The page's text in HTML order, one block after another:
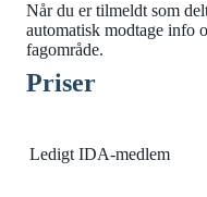
Når du er tilmeldt som
automatisk modtage info
fagområde.
Priser
Ledigt IDA-medlem